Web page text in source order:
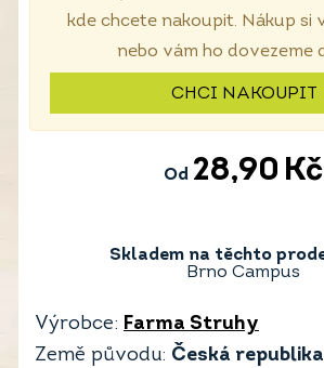
kde chcete nakoupit. Nákup si
nebo vám ho dovezeme
CHCI NAKOUPIT
Od 28,90 Kč
Skladem na těchto
Brno Campus
Výrobce: Farma Struhy
Země původu: Česká republika